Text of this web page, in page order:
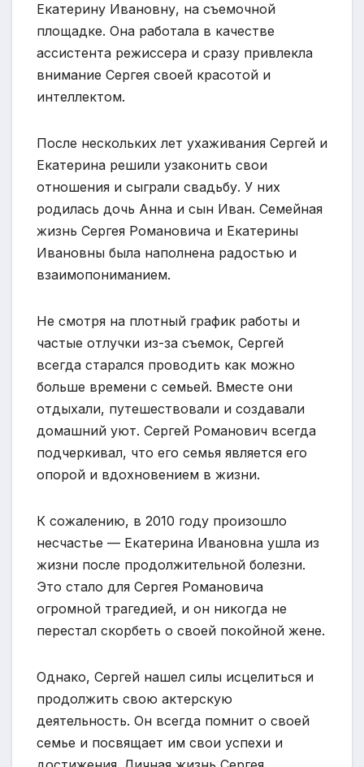
Екатерину Ивановну, на съемочной
площадке. Она работала в качестве
ассистента режиссера и сразу привлекла
внимание Сергея своей красотой и
интеллектом.
После нескольких лет ухаживания Сергей и
Екатерина решили узаконить свои
отношения и сыграли свадьбу. У них
родилась дочь Анна и сын Иван. Семейная
жизнь Сергея Романовича и Екатерины
Ивановны была наполнена радостью и
взаимопониманием.
Не смотря на плотный график работы и
частые отлучки из-за съемок, Сергей
всегда старался проводить как можно
больше времени с семьей. Вместе они
отдыхали, путешествовали и создавали
домашний уют. Сергей Романович всегда
подчеркивал, что его семья является его
опорой и вдохновением в жизни.
К сожалению, в 2010 году произошло
несчастье — Екатерина Ивановна ушла из
жизни после продолжительной болезни.
Это стало для Сергея Романовича
огромной трагедией, и он никогда не
перестал скорбеть о своей покойной жене.
Однако, Сергей нашел силы исцелиться и
продолжить свою актерскую
деятельность. Он всегда помнит о своей
семье и посвящает им свои успехи и